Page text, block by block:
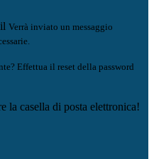
Verrà inviato un messaggio
Effettua il reset della password
la casella di posta elettronica!